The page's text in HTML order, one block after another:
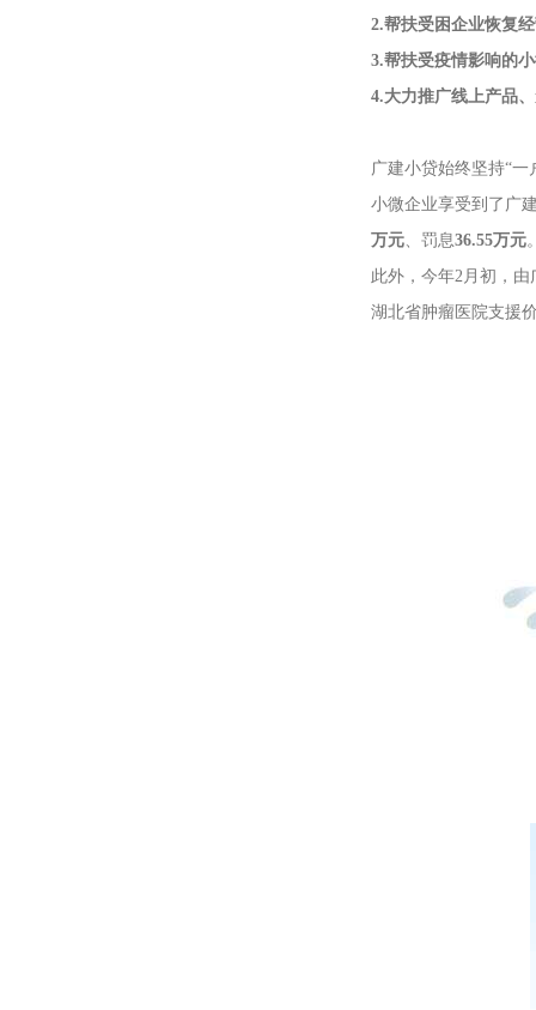
2.帮扶受困企业恢复
3.帮扶受疫情影响的
4.大力推广线上产品
广建小贷始终坚持“
小微企业享受到了广
万元、罚息36.55万元
此外，今年2月初，
湖北省肿瘤医院支援